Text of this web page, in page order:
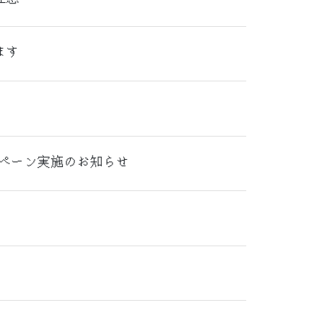
ーン実施のお知らせ